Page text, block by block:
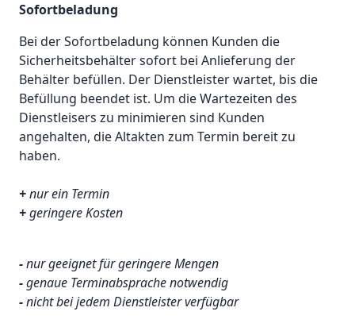
Sofortbeladung
Bei der Sofortbeladung können Kunden die
Sicherheitsbehälter sofort bei Anlieferung der
Behälter befüllen. Der Dienstleister wartet, bis die
Befüllung beendet ist. Um die Wartezeiten des
Dienstleisers zu minimieren sind Kunden
angehalten, die Altakten zum Termin bereit zu
haben.
+nur ein Termin
+geringere Kosten
-nur geeignet für geringere Mengen
-genaue Terminabsprache notwendig
-nicht bei jedem Dienstleister verfügbar